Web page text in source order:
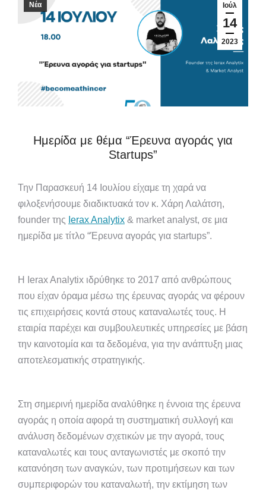
Ιούλ
14
2023
Νέα
Ημερίδα με θέμα “Έρευνα αγοράς για
Startups”
Την Παρασκευή 14 Ιουλίου είχαμε τη χαρά να
φιλοξενήσουμε διαδικτυακά τον κ. Χάρη Λαλάτση,
founder της Ierax Analytix & market analyst, σε μια
ημερίδα με τίτλο “Έρευνα αγοράς για startups”.
Η Ierax Analytix ιδρύθηκε το 2017 από ανθρώπους
που είχαν όραμα μέσω της έρευνας αγοράς να φέρουν
τις επιχειρήσεις κοντά στους καταναλωτές τους. Η
εταιρία παρέχει και συμβουλευτικές υπηρεσίες με βάση
την καινοτομία και τα δεδομένα, για την ανάπτυξη μιας
αποτελεσματικής στρατηγικής.
Στη σημερινή ημερίδα αναλύθηκε η έννοια της έρευνα
αγοράς η οποία αφορά τη συστηματική συλλογή και
ανάλυση δεδομένων σχετικών με την αγορά, τους
καταναλωτές και τους ανταγωνιστές με σκοπό την
κατανόηση των αναγκών, των προτιμήσεων και των
συμπεριφορών του καταναλωτή, την εκτίμηση των